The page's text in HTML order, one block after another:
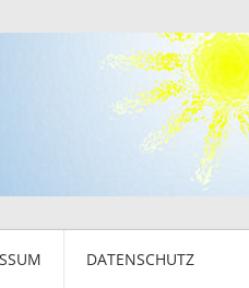
DATENSCHUTZ